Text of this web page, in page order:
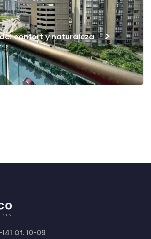
confort y naturaleza >
Of. 10-09